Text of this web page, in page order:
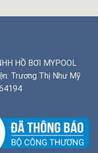
HỒ BƠI MYPOOL
Trương Thị Như Mỹ